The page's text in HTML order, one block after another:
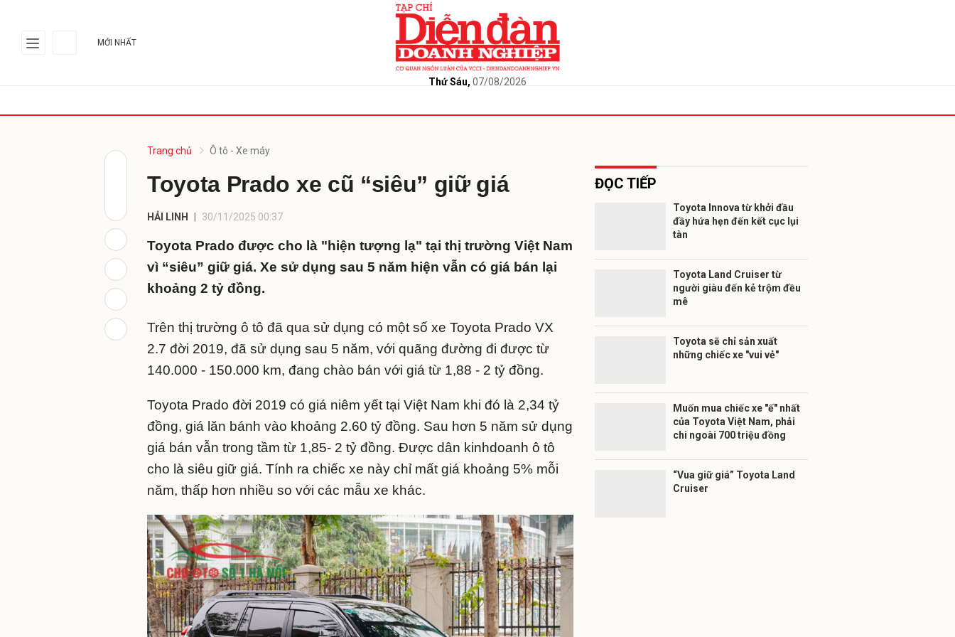
MỚI NHẤT
Thứ Sáu, 07/08/2026
Trang chủ Ô tô - Xe máy
Toyota Prado xe cũ “siêu” giữ giá
HẢI LINH 30/11/2025 00:37
Toyota Prado được cho là "hiện tượng lạ" tại thị trường Việt Nam
vì “siêu” giữ giá. Xe sử dụng sau 5 năm hiện vẫn có giá bán lại
khoảng 2 tỷ đồng.
Trên thị trường ô tô đã qua sử dụng có một số xe Toyota Prado VX
2.7 đời 2019, đã sử dụng sau 5 năm, với quãng đường đi được từ
140.000 - 150.000 km, đang chào bán với giá từ 1,88 - 2 tỷ đồng.
Toyota Prado đời 2019 có giá niêm yết tại Việt Nam khi đó là 2,34 tỷ
đồng, giá lăn bánh vào khoảng 2.60 tỷ đồng. Sau hơn 5 năm sử dụng
giá bán vẫn trong tầm từ 1,85- 2 tỷ đồng. Được dân kinhdoanh ô tô
cho là siêu giữ giá. Tính ra chiếc xe này chỉ mất giá khoảng 5% mỗi
năm, thấp hơn nhiều so với các mẫu xe khác.
ĐỌC TIẾP
Toyota Innova từ khởi đầu
đầy hứa hẹn đến kết cục lụi
tàn
Toyota Land Cruiser từ
người giàu đến kẻ trộm đều
mê
Toyota sẽ chỉ sản xuất
những chiếc xe "vui vẻ"
Muốn mua chiếc xe "ế" nhất
của Toyota Việt Nam, phải
chi ngoài 700 triệu đồng
“Vua giữ giá” Toyota Land
Cruiser